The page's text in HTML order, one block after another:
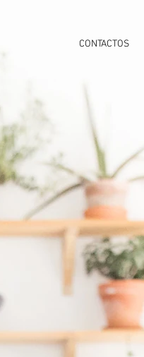
CONTACTOS